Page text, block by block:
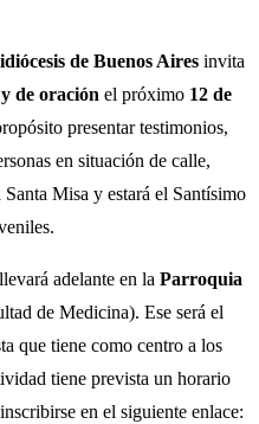
de Buenos Aires invita
de oración el próximo 12 de
presentar testimonios,
en situación de calle,
Misa y estará el Santísimo
adelante en la Parroquia
de Medicina). Ese será el
que tiene como centro a los
tiene prevista un horario
en el siguiente enlace: